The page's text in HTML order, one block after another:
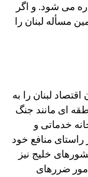
می شود. و اگر
مسأله لبنان را
لبنان را به
ای مانند جنگ
خدماتی و
منافع خود
خلیج نیز
ضررهای